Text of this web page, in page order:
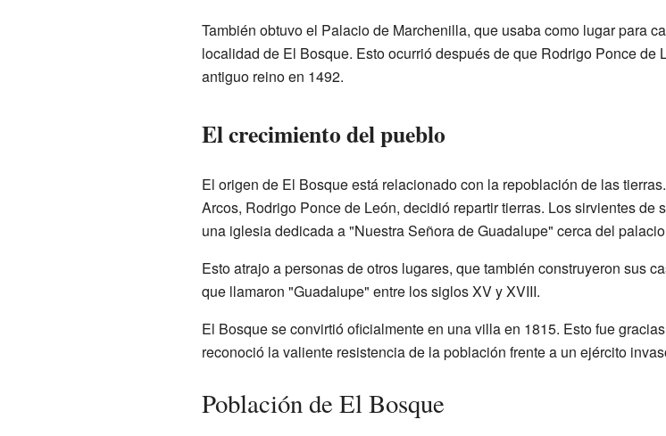
También obtuvo el Palacio de Marchenilla, que usaba como lugar para
localidad de El Bosque. Esto ocurrió después de que Rodrigo Ponce de
antiguo reino en 1492.
El crecimiento del pueblo
El origen de El Bosque está relacionado con la repoblación de las
Arcos, Rodrigo Ponce de León, decidió repartir tierras. Los sirvientes
una iglesia dedicada a "Nuestra Señora de Guadalupe" cerca del
Esto atrajo a personas de otros lugares, que también construyeron sus
que llamaron "Guadalupe" entre los siglos XV y XVIII.
El Bosque se convirtió oficialmente en una villa en 1815. Esto fue
reconoció la valiente resistencia de la población frente a un ejército
Población de El Bosque